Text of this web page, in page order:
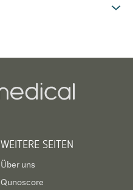
WEITERE SEITEN
Über uns
Qunoscore